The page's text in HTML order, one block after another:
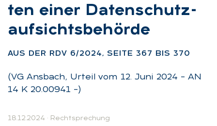
ten ei­ner Da­ten­schutz­
auf­sichts­be­hör­de
AUS DER RDV 6/2024, SEI­TE 367 BIS 370
(VG Ansbach, Urteil vom 12. Juni 2024 – AN
14 K 20.00941 –)
18.12.2024 · Rechtsprechung